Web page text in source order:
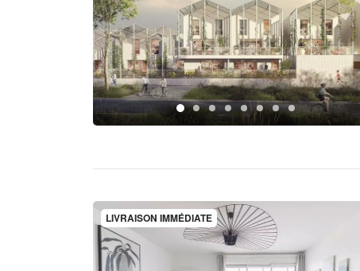
LIVRAISON IMMÉDIATE